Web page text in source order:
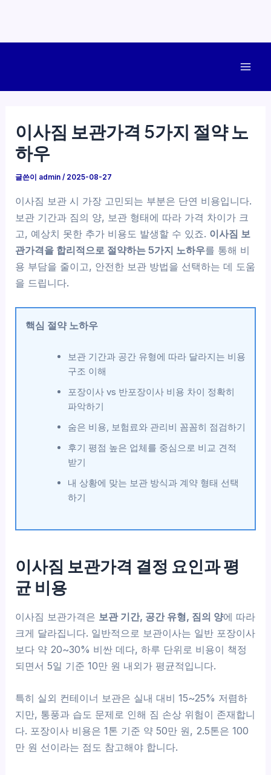
이사짐 보관가격 5가지 절약 노
하우
글쓴이 admin/ 2025-08-27
이사짐 보관 시 가장 고민되는 부분은 단연 비용입니다.
보관 기간과 짐의 양, 보관 형태에 따라 가격 차이가 크
고, 예상치 못한 추가 비용도 발생할 수 있죠. 이사짐 보
관가격을 합리적으로 절약하는 5가지 노하우를 통해 비
용 부담을 줄이고, 안전한 보관 방법을 선택하는 데 도움
을 드립니다.
핵심 절약 노하우
보관 기간과 공간 유형에 따라 달라지는 비용
구조 이해
포장이사 vs 반포장이사 비용 차이 정확히
파악하기
숨은 비용, 보험료와 관리비 꼼꼼히 점검하기
후기 평점 높은 업체를 중심으로 비교 견적
받기
내 상황에 맞는 보관 방식과 계약 형태 선택
하기
이사짐 보관가격 결정 요인과 평
균 비용
이사짐 보관가격은 보관 기간, 공간 유형, 짐의 양에 따라
크게 달라집니다. 일반적으로 보관이사는 일반 포장이사
보다 약 20~30% 비싼 데다, 하루 단위로 비용이 책정
되면서 5일 기준 10만 원 내외가 평균적입니다.
특히 실외 컨테이너 보관은 실내 대비 15~25% 저렴하
지만, 통풍과 습도 문제로 인해 짐 손상 위험이 존재합니
다. 포장이사 비용은 1톤 기준 약 50만 원, 2.5톤은 100
만 원 선이라는 점도 참고해야 합니다.